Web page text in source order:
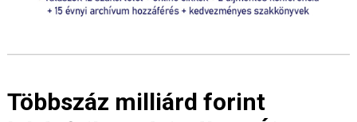
Többszáz milliárd forint